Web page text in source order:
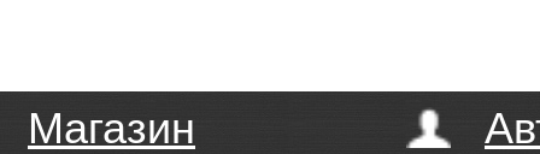
Магазин